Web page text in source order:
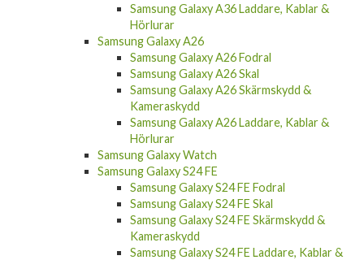
Samsung Galaxy A36 Laddare, Kablar &
Hörlurar
Samsung Galaxy A26
Samsung Galaxy A26 Fodral
Samsung Galaxy A26 Skal
Samsung Galaxy A26 Skärmskydd &
Kameraskydd
Samsung Galaxy A26 Laddare, Kablar &
Hörlurar
Samsung Galaxy Watch
Samsung Galaxy S24 FE
Samsung Galaxy S24 FE Fodral
Samsung Galaxy S24 FE Skal
Samsung Galaxy S24 FE Skärmskydd &
Kameraskydd
Samsung Galaxy S24 FE Laddare, Kablar &